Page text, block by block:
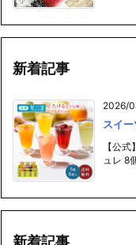
新着記事
2026/
スイ
【公
ュレ 8
新着記事